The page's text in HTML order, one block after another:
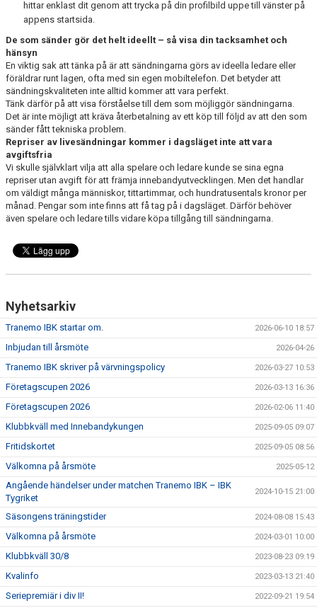
hittar enklast dit genom att trycka på din profilbild uppe till vänster på
appens startsida.
De som sänder gör det helt ideellt – så visa din tacksamhet och
hänsyn
En viktig sak att tänka på är att sändningarna görs av ideella ledare eller
föräldrar runt lagen, ofta med sin egen mobiltelefon. Det betyder att
sändningskvaliteten inte alltid kommer att vara perfekt.
Tänk därför på att visa förståelse till dem som möjliggör sändningarna.
Det är inte möjligt att kräva återbetalning av ett köp till följd av att den som
sänder fått tekniska problem.
Repriser av livesändningar kommer i dagsläget inte att vara
avgiftsfria
Vi skulle självklart vilja att alla spelare och ledare kunde se sina egna
repriser utan avgift för att främja innebandyutvecklingen. Men det handlar
om väldigt många människor, tittartimmar, och hundratusentals kronor per
månad. Pengar som inte finns att få tag på i dagsläget. Därför behöver
även spelare och ledare tills vidare köpa tillgång till sändningarna.
Nyhetsarkiv
Tranemo IBK startar om. 2026-06-10 18:57
Inbjudan till årsmöte 2026-04-26
Tranemo IBK skriver på värvningspolicy 2026-03-27 10:53
Företagscupen 2026 2026-03-13 16:36
Företagscupen 2026 2026-02-06 11:40
Klubbkväll med Innebandykungen 2025-09-05 09:07
Fritidskortet 2025-09-05 08:56
Välkomna på årsmöte 2025-05-12
Angående händelser under matchen Tranemo IBK – IBK
Tygriket
2024-10-15 21:00
Säsongens träningstider 2024-08-08 15:43
Välkomna på årsmöte 2024-03-01 10:00
Klubbkväll 30/8 2023-08-23 09:19
Kvalinfo 2023-03-13 21:40
Seriepremiär i div II! 2022-09-21 19:54